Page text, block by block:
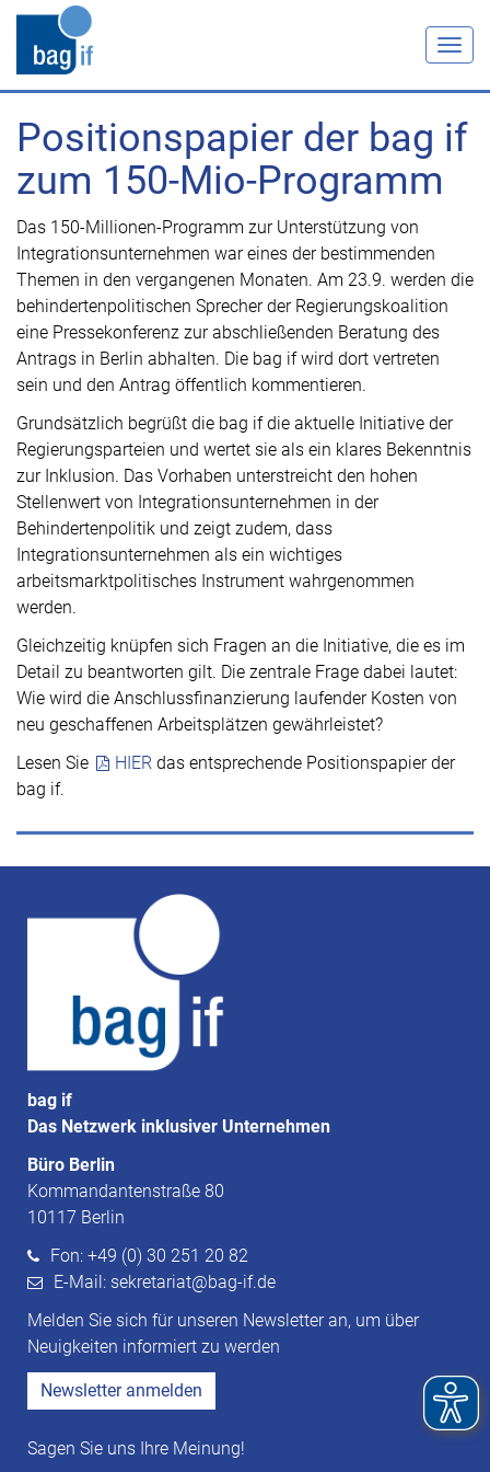
Positionspapier der bag if
zum 150-Mio-Programm
Das 150-Millionen-Programm zur Unterstützung von
Integrationsunternehmen war eines der bestimmenden
Themen in den vergangenen Monaten. Am 23.9. werden die
behindertenpolitischen Sprecher der Regierungskoalition
eine Pressekonferenz zur abschließenden Beratung des
Antrags in Berlin abhalten. Die bag if wird dort vertreten
sein und den Antrag öffentlich kommentieren.
Grundsätzlich begrüßt die bag if die aktuelle Initiative der
Regierungsparteien und wertet sie als ein klares Bekenntnis
zur Inklusion. Das Vorhaben unterstreicht den hohen
Stellenwert von Integrationsunternehmen in der
Behindertenpolitik und zeigt zudem, dass
Integrationsunternehmen als ein wichtiges
arbeitsmarktpolitisches Instrument wahrgenommen
werden.
Gleichzeitig knüpfen sich Fragen an die Initiative, die es im
Detail zu beantworten gilt. Die zentrale Frage dabei lautet:
Wie wird die Anschlussfinanzierung laufender Kosten von
neu geschaffenen Arbeitsplätzen gewährleistet?
Lesen Sie
HIER das entsprechende Positionspapier der
bag if.
bag if
Das Netzwerk inklusiver Unternehmen
Büro Berlin
Kommandantenstraße 80
10117 Berlin
Fon: +49 (0) 30 251 20 82
E-Mail: sekretariat@bag-if.de
Melden Sie sich für unseren Newsletter an, um über
Neuigkeiten informiert zu werden
Newsletter anmelden
Sagen Sie uns Ihre Meinung!